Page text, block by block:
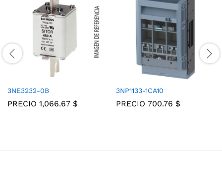
3NE3232-0B
PRECIO 1,066.67 $
3NP1133-1CA10
PRECIO 700.76 $